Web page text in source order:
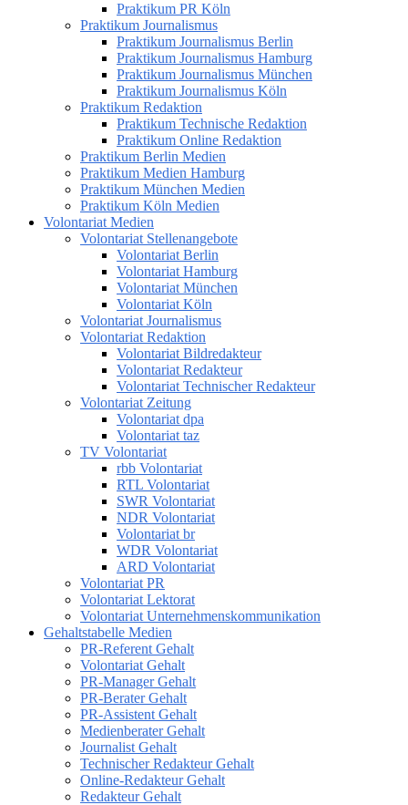
Praktikum PR Köln
Praktikum Journalismus
Praktikum Journalismus Berlin
Praktikum Journalismus Hamburg
Praktikum Journalismus München
Praktikum Journalismus Köln
Praktikum Redaktion
Praktikum Technische Redaktion
Praktikum Online Redaktion
Praktikum Berlin Medien
Praktikum Medien Hamburg
Praktikum München Medien
Praktikum Köln Medien
Volontariat Medien
Volontariat Stellenangebote
Volontariat Berlin
Volontariat Hamburg
Volontariat München
Volontariat Köln
Volontariat Journalismus
Volontariat Redaktion
Volontariat Bildredakteur
Volontariat Redakteur
Volontariat Technischer Redakteur
Volontariat Zeitung
Volontariat dpa
Volontariat taz
TV Volontariat
rbb Volontariat
RTL Volontariat
SWR Volontariat
NDR Volontariat
Volontariat br
WDR Volontariat
ARD Volontariat
Volontariat PR
Volontariat Lektorat
Volontariat Unternehmenskommunikation
Gehaltstabelle Medien
PR-Referent Gehalt
Volontariat Gehalt
PR-Manager Gehalt
PR-Berater Gehalt
PR-Assistent Gehalt
Medienberater Gehalt
Journalist Gehalt
Technischer Redakteur Gehalt
Online-Redakteur Gehalt
Redakteur Gehalt